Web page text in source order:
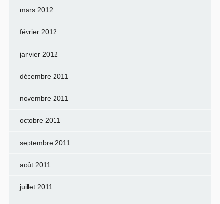
mars 2012
février 2012
janvier 2012
décembre 2011
novembre 2011
octobre 2011
septembre 2011
août 2011
juillet 2011